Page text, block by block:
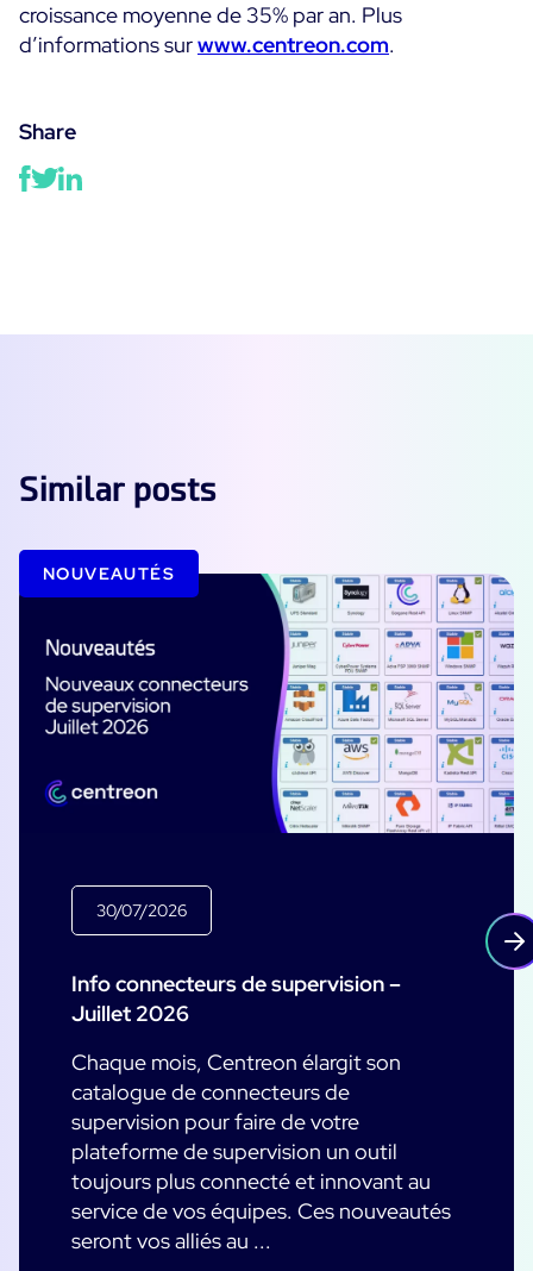
croissance moyenne de 35% par an. Plus
d’informations surwww.centreon.com.
Share
Similar posts
NOUVEAUTÉS
30/07/2026
Info connecteurs de supervision –
Juillet 2026
Chaque mois, Centreon élargit son
catalogue de connecteurs de
supervision pour faire de votre
plateforme de supervision un outil
toujours plus connecté et innovant au
service de vos équipes. Ces nouveautés
seront vos alliés au ...